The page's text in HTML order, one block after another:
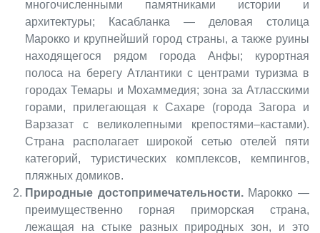
многочисленными памятниками истории и
архитектуры; Касабланка — деловая столица
Марокко и крупнейший город страны, а также руины
находящегося рядом города Анфы; курортная
полоса на берегу Атлантики с центрами туризма в
городах Темары и Мохаммедия; зона за Атласскими
горами, прилегающая к Сахаре (города Загора и
Варзазат с великолепными крепостями–кастами).
Страна располагает широкой сетью отелей пяти
категорий, туристических комплексов, кемпингов,
пляжных домиков.
Природные достопримечательности.Марокко —
преимущественно горная приморская страна,
лежащая на стыке разных природных зон, и это